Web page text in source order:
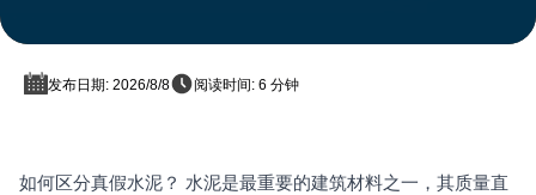
发布日期: 2026/8/8 阅读时间: 6 分钟
如何区分真假水泥？ 水泥是最重要的建筑材料之一，其质量直